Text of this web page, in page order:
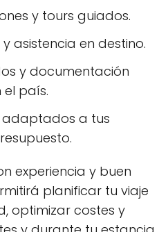
y tours guiados.
asistencia en destino.
y documentación
el país.
adaptados a tus
experiencia y buen
planificar tu viaje
optimizar costes y